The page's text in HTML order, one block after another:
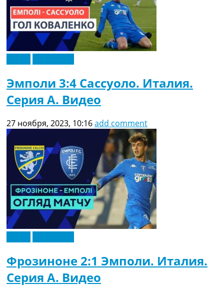
Эмполи 3:4 Сассуоло. Италия.
Серия A. Видео
27 ноября, 2023, 10:16add comment
Фрозиноне 2:1 Эмполи. Италия.
Серия A. Видео